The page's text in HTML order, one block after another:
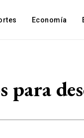
Economía
para